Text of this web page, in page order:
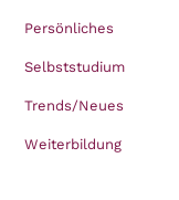
Persönliches
Selbststudium
Trends/Neues
Weiterbildung